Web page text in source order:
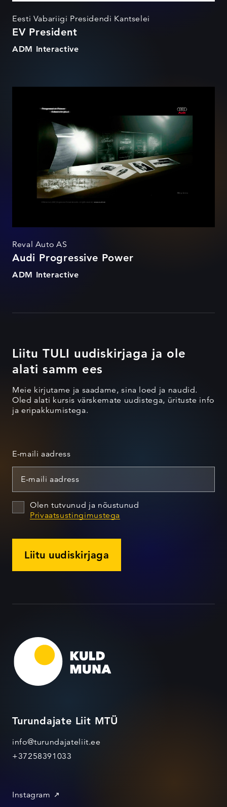
Eesti Vabariigi Presidendi Kantselei
EV President
ADM Interactive
Reval Auto AS
Audi Progressive Power
ADM Interactive
Liitu TULI uudiskirjaga ja ole
alati samm ees
Meie kirjutame ja saadame, sina loed ja naudid.
Oled alati kursis värskemate uudistega, ürituste info
ja eripakkumistega.
E-maili aadress
Olen tutvunud ja nõustunud
Privaatsustingimustega
Liitu uudiskirjaga
Turundajate Liit MTÜ
info@turundajateliit.ee
+37258391033
Instagram